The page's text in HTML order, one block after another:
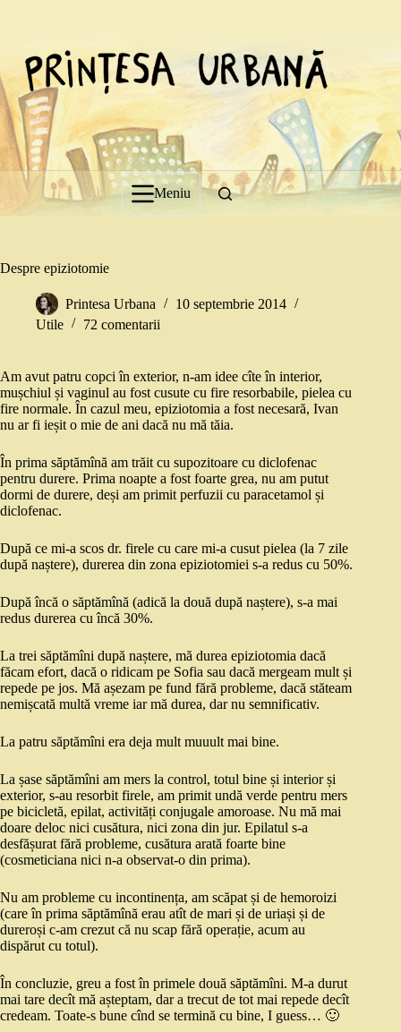
Meniu
Despre epiziotomie
Printesa Urbana
10 septembrie 2014
Utile
72 comentarii
Am avut patru copci în exterior, n-am idee cîte în interior,
mușchiul și vaginul au fost cusute cu fire resorbabile, pielea cu
fire normale. În cazul meu, epiziotomia a fost necesară, Ivan
nu ar fi ieșit o mie de ani dacă nu mă tăia.
În prima săptămînă am trăit cu supozitoare cu diclofenac
pentru durere. Prima noapte a fost foarte grea, nu am putut
dormi de durere, deși am primit perfuzii cu paracetamol și
diclofenac.
După ce mi-a scos dr. firele cu care mi-a cusut pielea (la 7 zile
după naștere), durerea din zona epiziotomiei s-a redus cu 50%.
După încă o săptămînă (adică la două după naștere), s-a mai
redus durerea cu încă 30%.
La trei săptămîni după naștere, mă durea epiziotomia dacă
făcam efort, dacă o ridicam pe Sofia sau dacă mergeam mult și
repede pe jos. Mă așezam pe fund fără probleme, dacă stăteam
nemișcată multă vreme iar mă durea, dar nu semnificativ.
La patru săptămîni era deja mult muuult mai bine.
La șase săptămîni am mers la control, totul bine și interior și
exterior, s-au resorbit firele, am primit undă verde pentru mers
pe bicicletă, epilat, activități conjugale amoroase. Nu mă mai
doare deloc nici cusătura, nici zona din jur. Epilatul s-a
desfășurat fără probleme, cusătura arată foarte bine
(cosmeticiana nici n-a observat-o din prima).
Nu am probleme cu incontinența, am scăpat și de hemoroizi
(care în prima săptămînă erau atît de mari și de uriași și de
dureroși c-am crezut că nu scap fără operație, acum au
dispărut cu totul).
În concluzie, greu a fost în primele două săptămîni. M-a durut
mai tare decît mă așteptam, dar a trecut de tot mai repede decît
credeam. Toate-s bune cînd se termină cu bine, I guess… 🙂